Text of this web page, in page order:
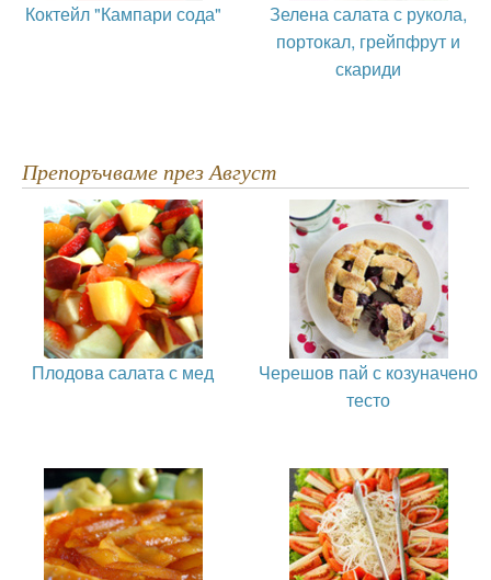
Коктейл "Кампари сода"
Зелена салата с рукола,
портокал, грейпфрут и
скариди
Препоръчваме през Август
Плодова салата с мед
Черешов пай с козуначено
тесто